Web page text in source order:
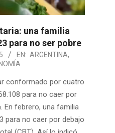
una familia
para no ser pobre
EN: ARGENTINA,
conformado por cuatro
para no caer por
En febrero, una familia
para no caer por debajo